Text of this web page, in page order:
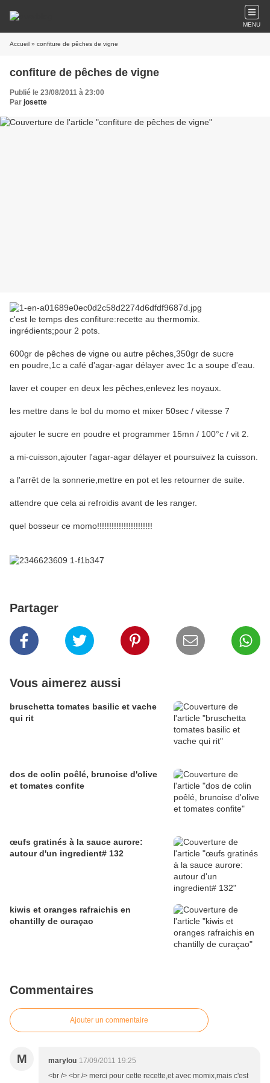
MENU
Accueil » confiture de pêches de vigne
confiture de pêches de vigne
Publié le 23/08/2011 à 23:00
Par josette
c'est le temps des confiture:recette au thermomix.
ingrédients;pour 2 pots.
600gr de pêches de vigne ou autre pêches,350gr de sucre
en poudre,1c a café d'agar-agar délayer avec 1c a soupe d'eau.
laver et couper en deux les pêches,enlevez les noyaux.
les mettre dans le bol du momo et mixer 50sec / vitesse 7
ajouter le sucre en poudre et programmer 15mn / 100°c / vit 2.
a mi-cuisson,ajouter l'agar-agar délayer et poursuivez la cuisson.
a l'arrêt de la sonnerie,mettre en pot et les retourner de suite.
attendre que cela ai refroidis avant de les ranger.
quel bosseur ce momo!!!!!!!!!!!!!!!!!!!!!!!
Partager
Vous aimerez aussi
bruschetta tomates basilic et vache
qui rit
dos de colin poêlé, brunoise d'olive
et tomates confite
œufs gratinés à la sauce aurore:
autour d'un ingredient# 132
kiwis et oranges rafraichis en
chantilly de curaçao
Commentaires
Ajouter un commentaire
M marylou 17/09/2011 19:25
<br /> <br /> merci pour cette recette,et avec momix,mais c'est